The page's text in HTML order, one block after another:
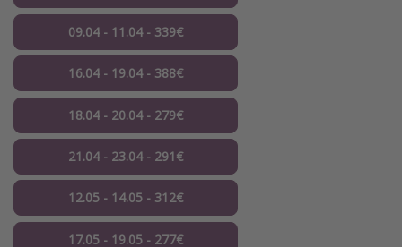
09.04 - 11.04 - 339€
16.04 - 19.04 - 388€
18.04 - 20.04 - 279€
21.04 - 23.04 - 291€
12.05 - 14.05 - 312€
17.05 - 19.05 - 277€